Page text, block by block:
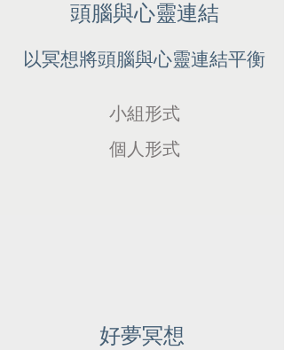
頭腦與心靈連結
以冥想將頭腦與心靈連結平衡
小組形式
個人形式
好夢冥想